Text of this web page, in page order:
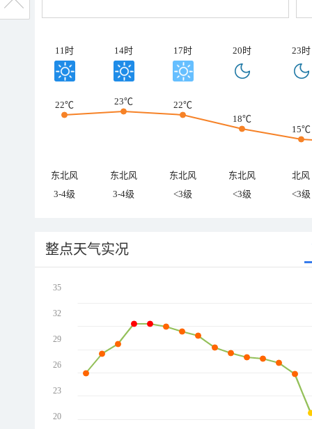
11时 14时 17时 20时 23时
22℃ 23℃
22℃
18℃
15℃
东北风 东北风 东北风 东北风
北风
3-4级
3-4级 <3级 <3级 <3级
整点天气实况
35
32
29
26
23
20